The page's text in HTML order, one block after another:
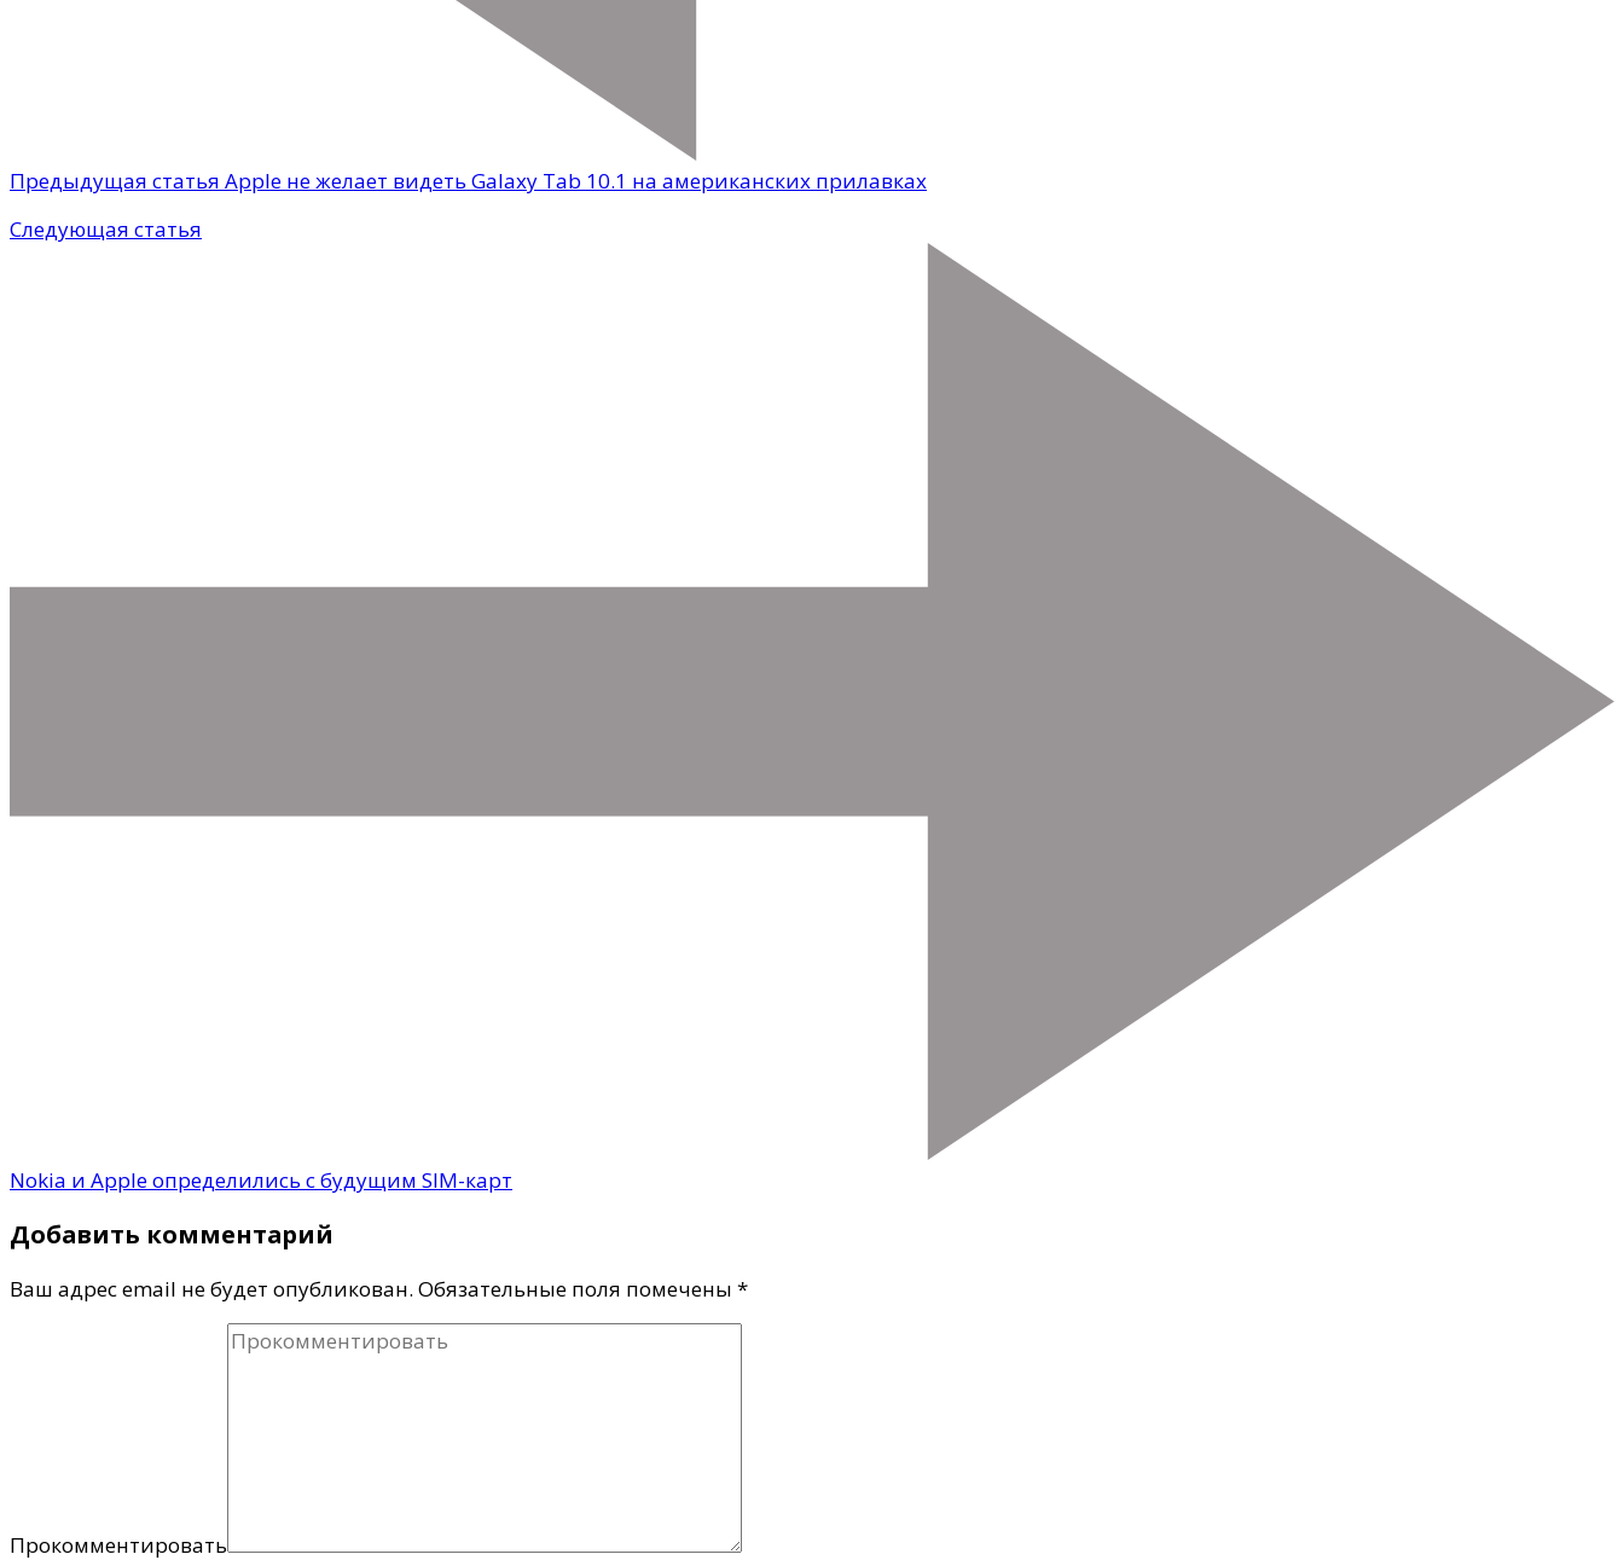
Предыдущая статья Apple не желает видеть Galaxy Tab 10.1 на американских прилавках
Следующая статья
Nokia и Apple определились с будущим SIM-карт
Добавить комментарий
Ваш адрес email не будет опубликован. Обязательные поля помечены *
Прокомментировать